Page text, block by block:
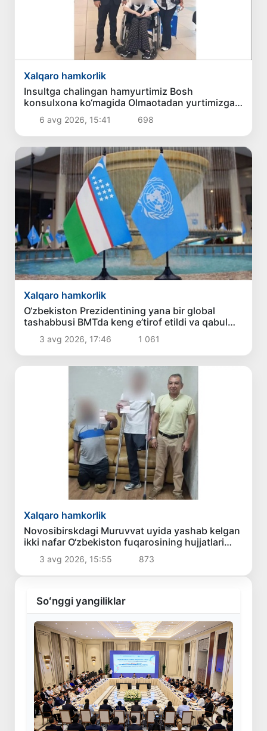
Xalqaro hamkorlik
Insultga chalingan hamyurtimiz Bosh
konsulxona ko‘magida Olmaotadan yurtimizga
qaytarildi
6 avg 2026, 15:41 698
Xalqaro hamkorlik
O‘zbekiston Prezidentining yana bir global
tashabbusi BMTda keng e’tirof etildi va qabul
qilindi3 avg 2026, 17:46 1 061
Xalqaro hamkorlik
Novosibirskdagi Muruvvat uyida yashab kelgan
ikki nafar O‘zbekiston fuqarosining hujjatlari
tiklandi3 avg 2026, 15:55 873
Soʻnggi yangiliklar